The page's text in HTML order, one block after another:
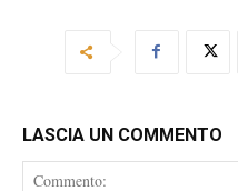
LASCIA UN COMMENTO